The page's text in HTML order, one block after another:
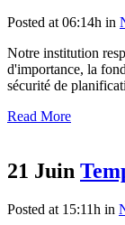
Posted at 06:14h in
Notre institution
d'importance, la
sécurité de
Read More
21 Juin
Posted at 15:11h in